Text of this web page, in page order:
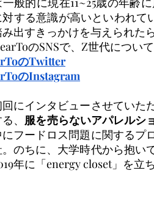
対する意識が高いといわれ
出すきっかけを与えられた
のSNSで、Z世代につい
のTwitter
のInstagram
にインタビューさせていた
、 服を売らないアパレルシ
フードロス問題に関するプ
。のちに、大学時代から抱い
年に「energy closet」を立